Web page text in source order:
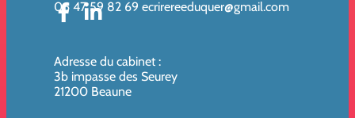
06 47 59 82 69 ecrirereeduquer@gmail.com
Adresse du cabinet :
3b impasse des Seurey
21200 Beaune